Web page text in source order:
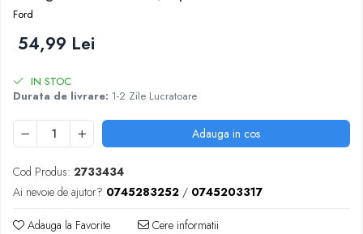
Adaptoare LED
Anulatoare eoare LED
Auxiliare LED
LED
Xenon
Ford
54,99 Lei
IN STOC
Durata de livrare: 1-2 Zile Lucratoare
Adauga in cos
Cod Produs: 2733434
Ai nevoie de ajutor? 0745283252 / 0745203317
Adauga la Favorite Cere informatii